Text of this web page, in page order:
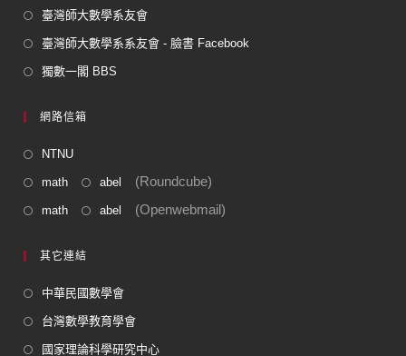
臺灣師大數學系友會
臺灣師大數學系系友會 - 臉書 Facebook
獨數一閣 BBS
網路信箱
NTNU
math abel (Roundcube)
math abel (Openwebmail)
其它連結
中華民國數學會
台灣數學教育學會
國家理論科學研究中心